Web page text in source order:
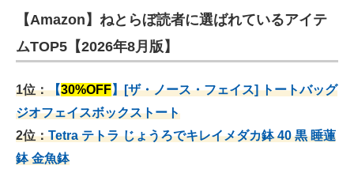
【Amazon】ねとらぼ読者に選ばれているアイテ
ムTOP5【2026年8月版】
1位：【30%OFF】[ザ・ノース・フェイス] トートバッグ
ジオフェイスボックストート
2位：Tetra テトラ じょうろでキレイメダカ鉢 40 黒 睡蓮
鉢 金魚鉢